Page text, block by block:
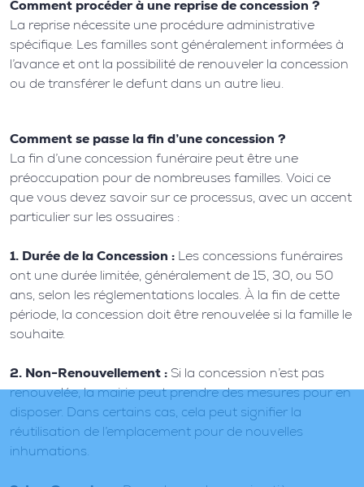
Comment procéder à une reprise de concession ?
La reprise nécessite une procédure administrative
spécifique. Les familles sont généralement informées à
l’avance et ont la possibilité de renouveler la concession
ou de transférer le defunt dans un autre lieu.
Comment se passe la fin d’une concession ?
La fin d’une concession funéraire peut être une
préoccupation pour de nombreuses familles. Voici ce
que vous devez savoir sur ce processus, avec un accent
particulier sur les ossuaires :
1. Durée de la Concession : Les concessions funéraires
ont une durée limitée, généralement de 15, 30, ou 50
ans, selon les réglementations locales. À la fin de cette
période, la concession doit être renouvelée si la famille le
souhaite.
2. Non-Renouvellement : Si la concession n’est pas
renouvelée, la mairie peut prendre des mesures pour en
disposer. Dans certains cas, cela peut signifier la
réutilisation de l’emplacement pour de nouvelles
inhumations.